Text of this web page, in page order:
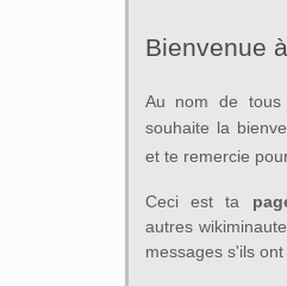
Bienvenue
Au nom de tous
souhaite la
et te remercie
Ceci est ta
autres
messages s'ils